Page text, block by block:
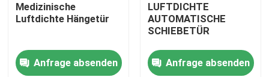
Haus
Produkte
Medizinische
Luftdichte Hängetür
Anfrage absenden
LUFTDICHTE
AUTOMATISCHE
SCHIEBETÜR
Anfrage absenden